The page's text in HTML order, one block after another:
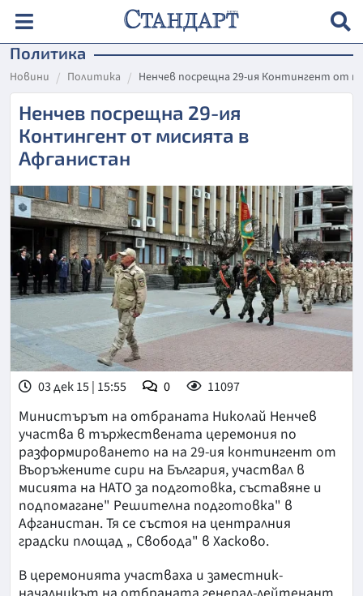
Политика
Новини Политика Ненчев посрещна 29-ия Контингент от
Ненчев посрещна 29-ия
Контингент от мисията в
Афганистан
03 дек 15 | 15:55 0 11097
Министърът на отбраната Николай Ненчев
участва в тържествената церемония по
разформироването на на 29-ия контингент от
Въоръжените сири на България, участвал в
мисията на НАТО за подготовка, съставяне и
подпомагане" Решителна подготовка" в
Афганистан. Тя се състоя на централния
градски площад „ Свобода" в Хасково.
В церемонията участваха и заместник-